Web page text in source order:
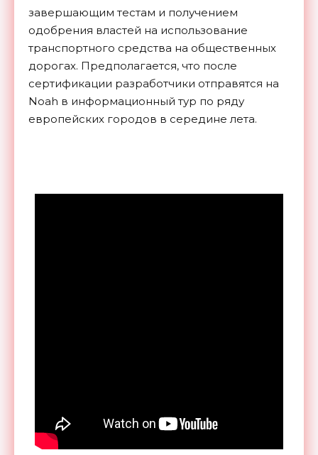
завершающим тестам и получением
одобрения властей на использование
транспортного средства на общественных
дорогах. Предполагается, что после
сертификации разработчики отправятся на
Noah в информационный тур по ряду
европейских городов в середине лета.